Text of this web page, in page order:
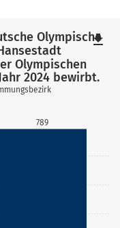
789
Olympische
Olympischen
2024 bewirbt.
file_download